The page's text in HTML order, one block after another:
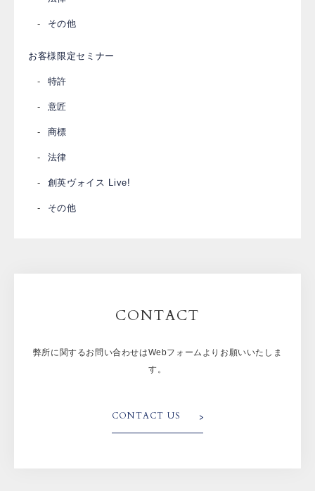
その他
お客様限定セミナー
特許
意匠
商標
法律
創英ヴォイス Live!
その他
CONTACT
弊所に関するお問い合わせはWebフォームよりお願いいたしま
す。
CONTACT US